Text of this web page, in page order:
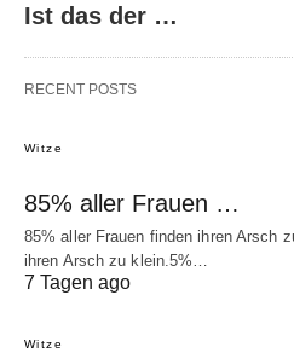
Ist das der …
RECENT POSTS
Witze
85% aller Frauen …
85% aller Frauen finden ihren Arsch
ihren Arsch zu klein.5%…
7 Tagen ago
Witze